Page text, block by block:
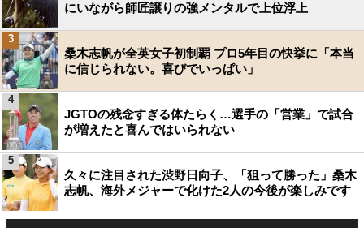
にいながら師匠譲りの強メンタルで上位浮上
桑木志帆が全英女子初制覇 プロ5年目の快挙に「本当
に信じられない。喜びでいっぱい」
3
JGTOの残念すぎる体たらく…選手の「営業」で試合
が増えたと喜んではいられない
4
久々に注目された渋野日向子、「狙って勝った」桑木
志帆、海外メジャーで化けた2人の今後が楽しみです
5